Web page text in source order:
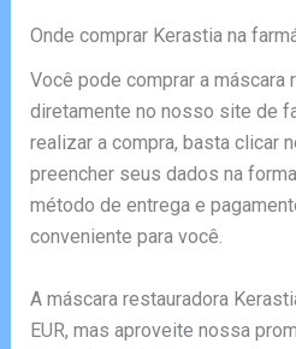
Onde comprar Kerastia na
Você pode comprar a máscara
diretamente no nosso site de
realizar a compra, basta clicar
preencher seus dados na
método de entrega e
conveniente para você.
A máscara restauradora
EUR, mas aproveite nossa